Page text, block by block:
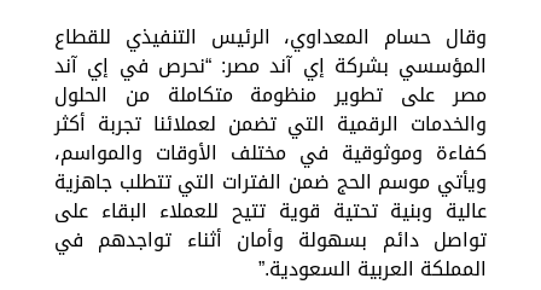
وقال حسام المعداوي، الرئيس التنفيذي للقطاع
المؤسسي بشركة إي آند مصر: “نحرص في إي آند
مصر على تطوير منظومة متكاملة من الحلول
والخدمات الرقمية التي تضمن لعملائنا تجربة أكثر
كفاءة وموثوقية في مختلف الأوقات والمواسم،
ويأتي موسم الحج ضمن الفترات التي تتطلب جاهزية
عالية وبنية تحتية قوية تتيح للعملاء البقاء على
تواصل دائم بسهولة وأمان أثناء تواجدهم في
المملكة العربية السعودية.”